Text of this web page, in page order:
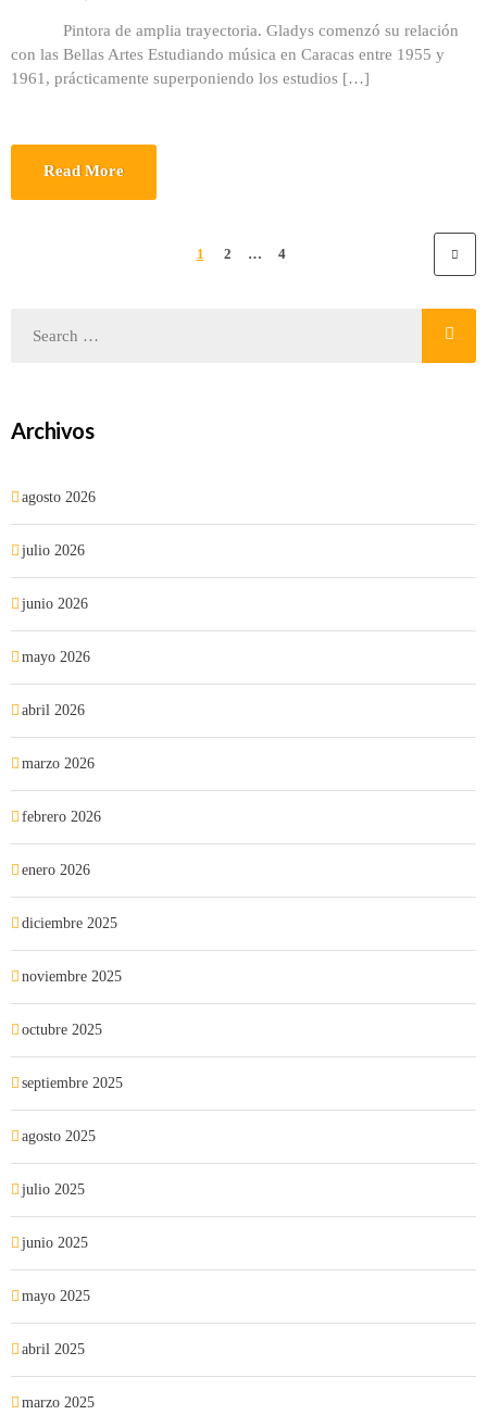
Pintora de amplia trayectoria. Gladys comenzó su relación
con las Bellas Artes Estudiando música en Caracas entre 1955 y
1961, prácticamente superponiendo los estudios […]
Read More
1 2 … 4
Archivos
agosto 2026
julio 2026
junio 2026
mayo 2026
abril 2026
marzo 2026
febrero 2026
enero 2026
diciembre 2025
noviembre 2025
octubre 2025
septiembre 2025
agosto 2025
julio 2025
junio 2025
mayo 2025
abril 2025
marzo 2025